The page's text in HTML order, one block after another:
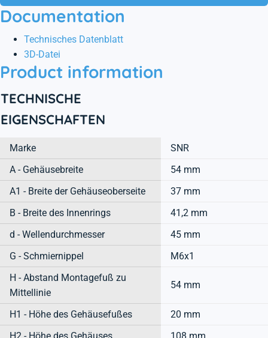
Documentation
Technisches Datenblatt
3D-Datei
Product information
TECHNISCHE
EIGENSCHAFTEN
Marke
SNR
A - Gehäusebreite
54 mm
A1 - Breite der Gehäuseoberseite
37 mm
B - Breite des Innenrings
41,2 mm
d - Wellendurchmesser
45 mm
G - Schmiernippel
M6x1
H - Abstand Montagefuß zu
Mittellinie
54 mm
H1 - Höhe des Gehäusefußes
20 mm
H2 - Höhe des Gehäuses
108 mm